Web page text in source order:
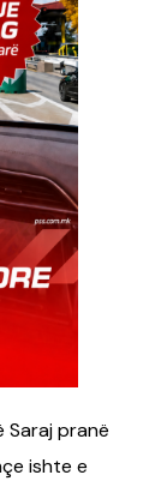
Saraj pranë
ishte e